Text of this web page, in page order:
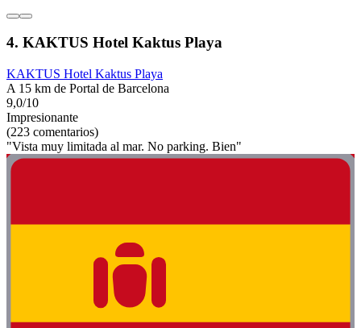
4. KAKTUS Hotel Kaktus Playa
KAKTUS Hotel Kaktus Playa
A 15 km de Portal de Barcelona
9,0/10
Impresionante
(223 comentarios)
"Vista muy limitada al mar. No parking. Bien"